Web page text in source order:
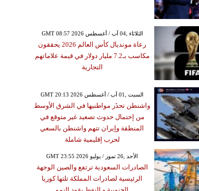
GMT 08:57 2026 الثلاثاء ,04 آب / أغسطس
رعاة مونديال كأس العالم 2026 يحققون
مكاسب بـ7.2 مليار دولار في قيمة علاماتهم
التجارية
GMT 20:13 2026 السبت ,01 آب / أغسطس
واشنطن تحذَر مواطنيها في الشرق الأوسط
من إحتمال حدوث تصعيد غير متوقع في
المنطقة وإيران تتهم واشنطن بالسعي
لحرب إقليمية شاملة
GMT 23:55 2026 الأحد ,26 تموز / يوليو
الصادرات السعودية ترتفع والصين الوجهة
الرئيسية لصادرات المملكة تلتها كوريا